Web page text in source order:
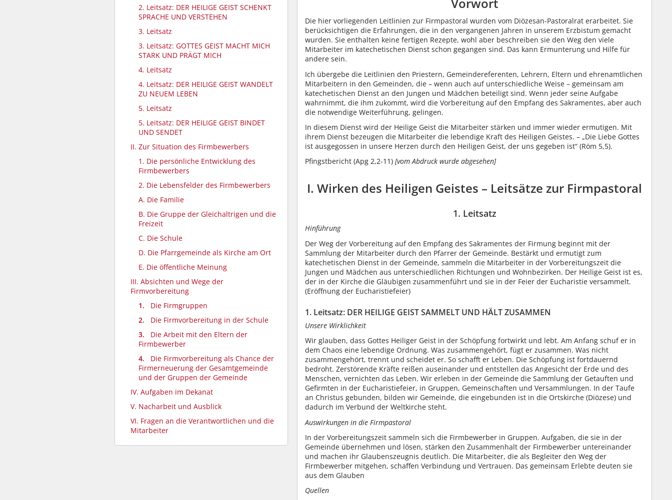
2. Leitsatz: DER HEILIGE GEIST SCHENKT
SPRACHE UND VERSTEHEN
3. Leitsatz
3. Leitsatz: GOTTES GEIST MACHT MICH
STARK UND PRÄGT MICH
4. Leitsatz
4. Leitsatz: DER HEILIGE GEIST WANDELT
ZU NEUEM LEBEN
5. Leitsatz
5. Leitsatz: DER HEILIGE GEIST BINDET
UND SENDET
II. Zur Situation des Firmbewerbers
1. Die persönliche Entwicklung des
Firmbewerbers
2. Die Lebensfelder des Firmbewerbers
A. Die Familie
B. Die Gruppe der Gleichaltrigen und die
Freizeit
C. Die Schule
D. Die Pfarrgemeinde als Kirche am Ort
E. Die öffentliche Meinung
III. Absichten und Wege der
Firmvorbereitung
1.
Die Firmgruppen
2.
Die Firmvorbereitung in der Schule
3.
Die Arbeit mit den Eltern der
Firmbewerber
4.
Die Firmvorbereitung als Chance der
Firmerneuerung der Gesamtgemeinde
und der Gruppen der Gemeinde
IV. Aufgaben im Dekanat
V. Nacharbeit und Ausblick
VI. Fragen an die Verantwortlichen und die
Mitarbeiter
Die hier vorliegenden Leitlinien zur Firmpastoral wurden vom Diözesan-Pastoralrat erarbeitet. Sie
berücksichtigen die Erfahrungen, die in den vergangenen Jahren in unserem Erzbistum gemacht
wurden. Sie enthalten keine fertigen Rezepte, wohl aber beschreiben sie den Weg den viele
Mitarbeiter im katechetischen Dienst schon gegangen sind. Das kann Ermunterung und Hilfe für
andere sein.
Ich übergebe die Leitlinien den Priestern, Gemeindereferenten, Lehrern, Eltern und ehrenamtlichen
Mitarbeitern in den Gemeinden, die – wenn auch auf unterschiedliche Weise – gemeinsam am
katechetischen Dienst an den Jungen und Mädchen beteiligt sind. Wenn jeder seine Aufgabe
wahrnimmt, die ihm zukommt, wird die Vorbereitung auf den Empfang des Sakramentes, aber auch
die notwendige Weiterführung, gelingen.
In diesem Dienst wird der Heilige Geist die Mitarbeiter stärken und immer wieder ermutigen. Mit
ihrem Dienst bezeugen die Mitarbeiter die lebendige Kraft des Heiligen Geistes. – „Die Liebe Gottes
ist ausgegossen in unsere Herzen durch den Heiligen Geist, der uns gegeben ist“ (Röm 5,5).
Pfingstbericht (Apg 2,2-11) [vom Abdruck wurde abgesehen]
I. Wirken des Heiligen Geistes – Leitsätze zur Firmpastoral
1. Leitsatz
Hinführung
Der Weg der Vorbereitung auf den Empfang des Sakramentes der Firmung beginnt mit der
Sammlung der Mitarbeiter durch den Pfarrer der Gemeinde. Bestärkt und ermutigt zum
katechetischen Dienst in der Gemeinde, sammeln die Mitarbeiter in der Vorbereitungszeit die
Jungen und Mädchen aus unterschiedlichen Richtungen und Wohnbezirken. Der Heilige Geist ist es,
der in der Kirche die Gläubigen zusammenführt und sie in der Feier der Eucharistie versammelt.
(Eröffnung der Eucharistiefeier)
1. Leitsatz: DER HEILIGE GEIST SAMMELT UND HÄLT ZUSAMMEN
Unsere Wirklichkeit
Wir glauben, dass Gottes Heiliger Geist in der Schöpfung fortwirkt und lebt. Am Anfang schuf er in
dem Chaos eine lebendige Ordnung. Was zusammengehört, fügt er zusammen. Was nicht
zusammengehört, trennt und scheidet er. So schafft er Leben. Die Schöpfung ist fortdauernd
bedroht. Zerstörende Kräfte reißen auseinander und entstellen das Angesicht der Erde und des
Menschen, vernichten das Leben. Wir erleben in der Gemeinde die Sammlung der Getauften und
Gefirmten in der Eucharistiefeier, in Gruppen, Gemeinschaften und Versammlungen. In der Taufe
an Christus gebunden, bilden wir Gemeinde, die eingebunden ist in die Ortskirche (Diözese) und
dadurch im Verbund der Weltkirche steht.
Auswirkungen in die Firmpastoral
In der Vorbereitungszeit sammeln sich die Firmbewerber in Gruppen. Aufgaben, die sie in der
Gemeinde übernehmen und lösen, stärken den Zusammenhalt der Firmbewerber untereinander
und machen ihr Glaubenszeugnis deutlich. Die Mitarbeiter, die als Begleiter den Weg der
Firmbewerber mitgehen, schaffen Verbindung und Vertrauen. Das gemeinsam Erlebte deuten sie
aus dem Glauben
Quellen